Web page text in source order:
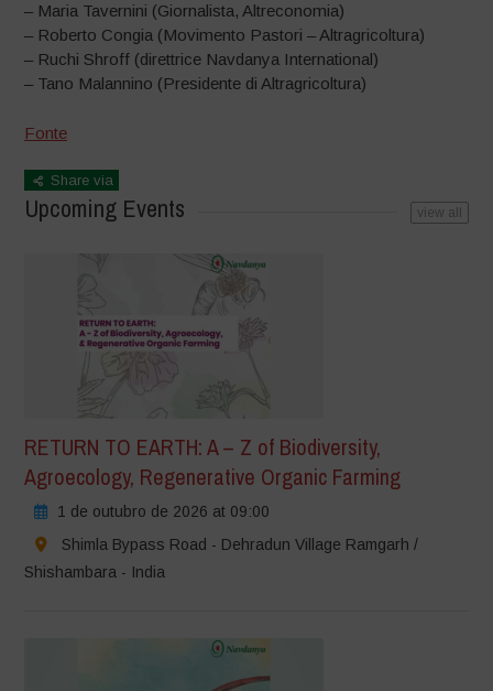
– Maria Tavernini (Giornalista, Altreconomia)
– Roberto Congia (Movimento Pastori – Altragricoltura)
– Ruchi Shroff (direttrice Navdanya International)
– Tano Malannino (Presidente di Altragricoltura)
Fonte
Share via
Upcoming Events view all
RETURN TO EARTH: A – Z of Biodiversity,
Agroecology, Regenerative Organic Farming
1 de outubro de 2026 at 09:00
Shimla Bypass Road - Dehradun Village Ramgarh /
Shishambara - India